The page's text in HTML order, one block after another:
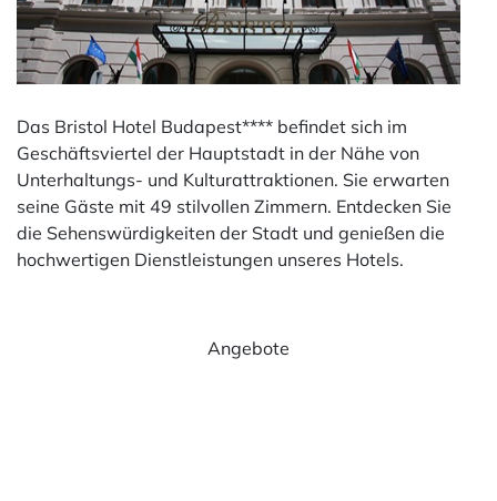
Das Bristol Hotel Budapest**** befindet sich im
Geschäftsviertel der Hauptstadt in der Nähe von
Unterhaltungs- und Kulturattraktionen. Sie erwarten
seine Gäste mit 49 stilvollen Zimmern. Entdecken Sie
die Sehenswürdigkeiten der Stadt und genießen die
hochwertigen Dienstleistungen unseres Hotels.
Angebote